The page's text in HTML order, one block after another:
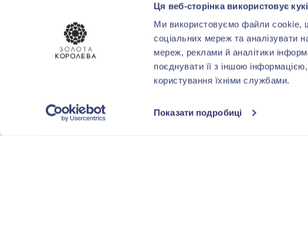
Ця веб-сторінка використовує кукі
Ми використовуємо файли cookie,
соціальних мереж та аналізувати
мереж, реклами й аналітики
поєднувати її з іншою
користування їхніми службами.
Показати подробиці